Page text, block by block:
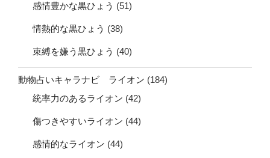
感情豊かな黒ひょう (51)
情熱的な黒ひょう (38)
束縛を嫌う黒ひょう (40)
動物占いキャラナビ ライオン (184)
統率力のあるライオン (42)
傷つきやすいライオン (44)
感情的なライオン (44)